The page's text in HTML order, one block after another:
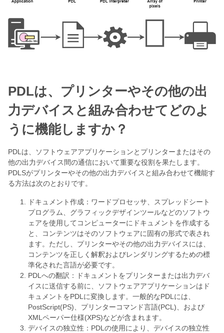
PDLは、プリンターやその他の出
力デバイスと組み合わせてどのよ
うに機能しますか？
PDLは、ソフトウェアアプリケーションとプリンターまたはその
他の出力デバイス間の通信において重要な役割を果たします。
PDLSがプリンターやその他の出力デバイスと組み合わせて機能す
る方法は次のとおりです。
ドキュメント作成：ワードプロセッサ、スプレッドシート
プログラム、グラフィックデザインツールなどのソフトウ
ェアを使用してコンピューターにドキュメントを作成する
と、コンテンツはそのソフトウェアに固有の形式で表され
ます。ただし、プリンターやその他の出力デバイスには、
コンテンツを正しく解釈およびレンダリングするための標
準化された言語が必要です。
PDLへの翻訳：ドキュメントをプリンターまたは出力デバ
イスに送信する前に、ソフトウェアアプリケーションはド
キュメントをPDLに変換します。一般的なPDLには、
PostScript(PS)、プリンターコマンド言語(PCL)、および
XMLペーパー仕様(XPS)などが含まれます。
デバイスの独立性：PDLの使用により、デバイスの独立性